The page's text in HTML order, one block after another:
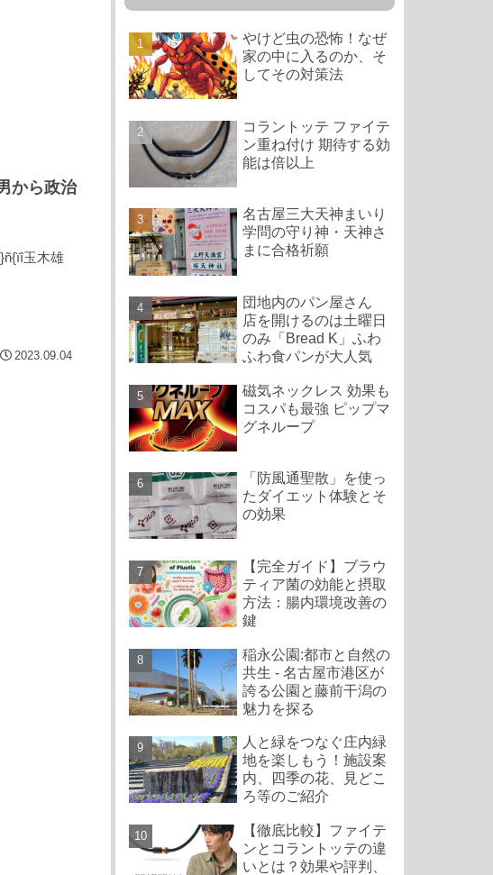
から政治
玉木雄
2023.09.04
やけど虫の恐怖！なぜ
家の中に入るのか、そ
してその対策法
コラントッテ ファイテ
ン重ね付け 期待する効
能は倍以上
名古屋三大天神まいり
学問の守り神・天神さ
まに合格祈願
団地内のパン屋さん
店を開けるのは土曜日
のみ「Bread K」ふわ
ふわ食パンが大人気
磁気ネックレス 効果も
コスパも最強 ピップマ
グネループ
「防風通聖散」を使っ
たダイエット体験とそ
の効果
【完全ガイド】ブラウ
ティア菌の効能と摂取
方法：腸内環境改善の
鍵
稲永公園:都市と自然の
共生 - 名古屋市港区が
誇る公園と藤前干潟の
魅力を探る
人と緑をつなぐ庄内緑
地を楽しもう！施設案
内、四季の花、見どこ
ろ等のご紹介
【徹底比較】ファイテ
ンとコラントッテの違
いとは？効果や評判、